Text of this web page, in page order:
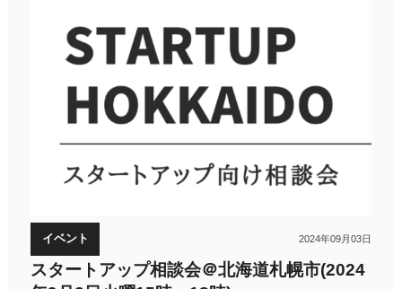
イベント 2024年09月03日
スタートアップ相談会＠北海道札幌市(2024